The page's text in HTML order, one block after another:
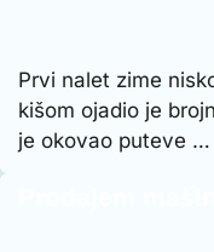
Prvi nalet zime
kišom ojadio je
je okovao puteve …
Prodajem